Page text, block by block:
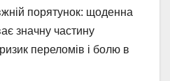
порятунок: щоденна
значну частину
переломів і болю в